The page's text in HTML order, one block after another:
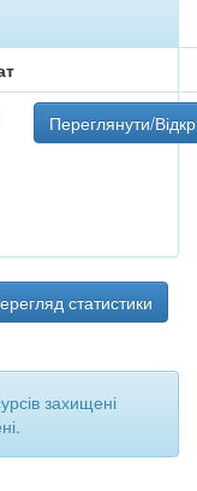
Переглянути/
статистики
захищені